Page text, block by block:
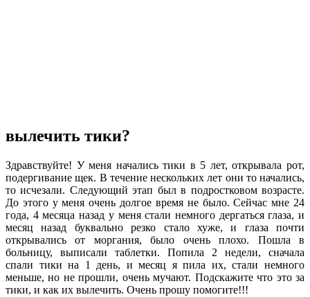
вылечить тики?
Здравствуйте! У меня начались тики в 5 лет, открывала рот,
подергивание щек. В течение нескольких лет они то начались,
то исчезали. Следующий этап был в подростковом возрасте.
До этого у меня очень долгое время не было. Сейчас мне 24
года, 4 месяца назад у меня стали немного дергаться глаза, и
месяц назад буквально резко стало хуже, и глаза почти
открывались от моргания, было очень плохо. Пошла в
больницу, выписали таблетки. Попила 2 недели, сначала
спали тики на 1 день, и месяц я пила их, стали немного
меньше, но не прошли, очень мучают. Подскажите что это за
тики, и как их вылечить. Очень прошу помогите!!!